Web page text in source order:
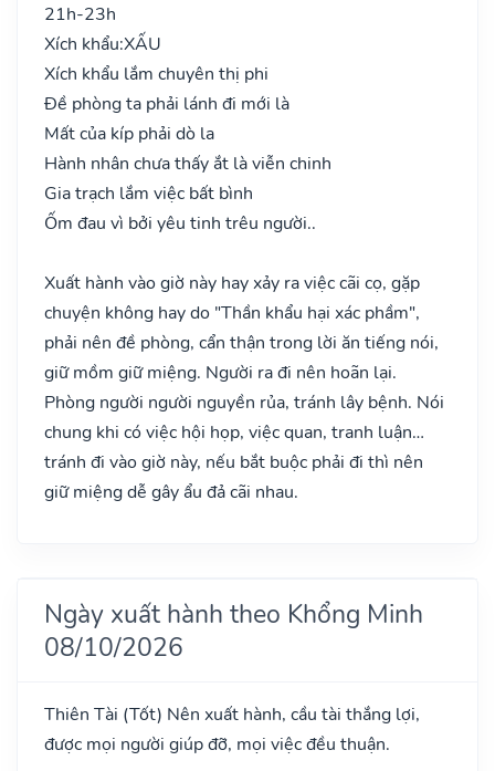
21h-23h
Xích khẩu:XẤU
Xích khẩu lắm chuyên thị phi
Đề phòng ta phải lánh đi mới là
Mất của kíp phải dò la
Hành nhân chưa thấy ắt là viễn chinh
Gia trạch lắm việc bất bình
Ốm đau vì bởi yêu tinh trêu người..
Xuất hành vào giờ này hay xảy ra việc cãi cọ, gặp
chuyện không hay do "Thần khẩu hại xác phầm",
phải nên đề phòng, cẩn thận trong lời ăn tiếng nói,
giữ mồm giữ miệng. Người ra đi nên hoãn lại.
Phòng người người nguyền rủa, tránh lây bệnh. Nói
chung khi có việc hội họp, việc quan, tranh luận…
tránh đi vào giờ này, nếu bắt buộc phải đi thì nên
giữ miệng dễ gây ẩu đả cãi nhau.
Ngày xuất hành theo Khổng Minh
08/10/2026
Thiên Tài (Tốt) Nên xuất hành, cầu tài thắng lợi,
được mọi người giúp đỡ, mọi việc đều thuận.